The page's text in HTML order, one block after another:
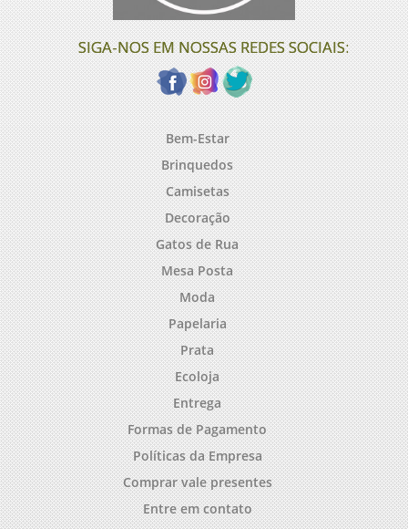
SIGA-NOS EM NOSSAS REDES SOCIAIS:
Bem-Estar
Brinquedos
Camisetas
Decoração
Gatos de Rua
Mesa Posta
Moda
Papelaria
Prata
Ecoloja
Entrega
Formas de Pagamento
Políticas da Empresa
Comprar vale presentes
Entre em contato